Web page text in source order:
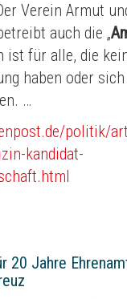
Verein Armut
auch die „
ist für alle, die
haben oder
…
politik/
kandidat-
20 Jahre